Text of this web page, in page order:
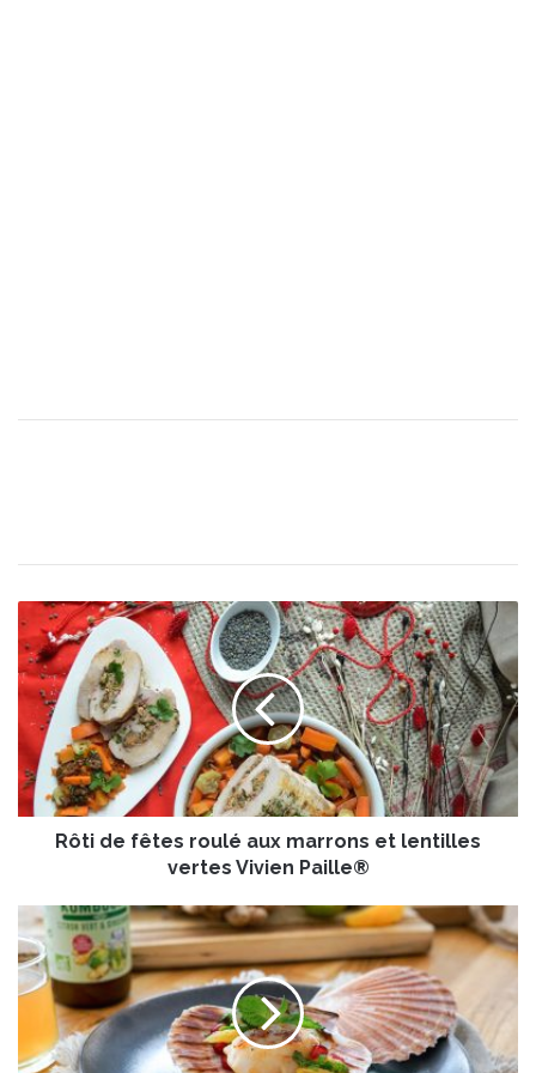
ô
t
i
e
ê
t
u
l
é
x
Rôti de fêtes roulé aux marrons et lentilles
vertes Vivien Paille®
a
i
n
J